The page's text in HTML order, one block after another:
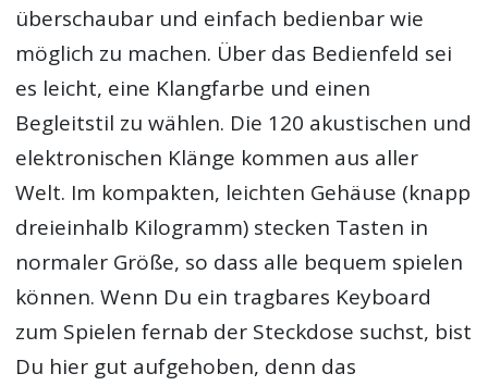
überschaubar und einfach bedienbar wie
möglich zu machen. Über das Bedienfeld sei
es leicht, eine Klangfarbe und einen
Begleitstil zu wählen. Die 120 akustischen und
elektronischen Klänge kommen aus aller
Welt. Im kompakten, leichten Gehäuse (knapp
dreieinhalb Kilogramm) stecken Tasten in
normaler Größe, so dass alle bequem spielen
können. Wenn Du ein tragbares Keyboard
zum Spielen fernab der Steckdose suchst, bist
Du hier gut aufgehoben, denn das